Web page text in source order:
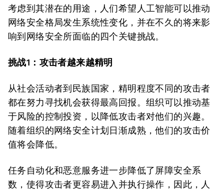
考虑到其潜在的用途，人们希望人工智能可以推动
网络安全格局发生系统性变化，并在不久的将来影
响到网络安全所面临的四个关键挑战。
挑战1：攻击者越来越精明
从社会活动者到民族国家，精明程度不同的攻击者
都在努力寻找机会获得最高回报。组织可以推动基
于风险的控制投资，以降低攻击者对他们的兴趣。
随着组织的网络安全计划日渐成熟，他们的攻击价
值将会降低。
任务自动化和恶意服务进一步降低了屏障安全系
数，使得攻击者更容易进入并执行操作，因此，人